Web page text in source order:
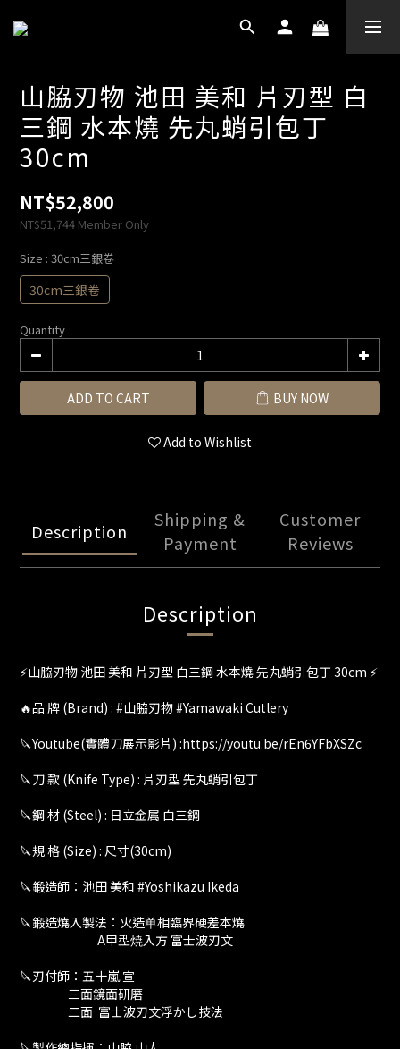
山脇刃物 池田 美和 片刃型 白
三鋼 水本燒 先丸蛸引包丁
30cm
NT$52,800
NT$51,744 Member Only
Size : 30cm三銀卷
30cm三銀卷
Quantity
ADD TO CART BUY NOW
Add to Wishlist
Description
Shipping &
Payment
Customer
Reviews
Description
⚡️山脇刃物 池田 美和 片刃型 白三鋼 水本燒 先丸蛸引包丁 30cm ⚡
🔥品 牌 (Brand) : #山脇刃物 #Yamawaki Cutlery
🔪Youtube(實體刀展示影片) :https://youtu.be/rEn6YFbXSZc
🔪刀 款 (Knife Type) : 片刃型 先丸蛸引包丁
🔪鋼 材 (Steel) : 日立金属 白三鋼
🔪規 格 (Size) : 尺寸(30cm)
🔪鍛造師：池田 美和 #Yoshikazu Ikeda
🔪鍛造燒入製法：火造单相臨界硬差本燒
A甲型焼入方 富士波刃文
🔪刃付師：五十嵐 宣
三面鏡面研磨
二面 富士波刃文浮かし技法